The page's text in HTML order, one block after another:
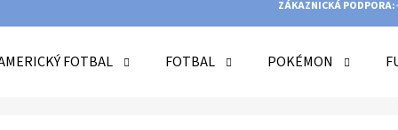
ZÁKAZNICKÁ PODPORA:
FOTBAL FOTBAL POKÉMON